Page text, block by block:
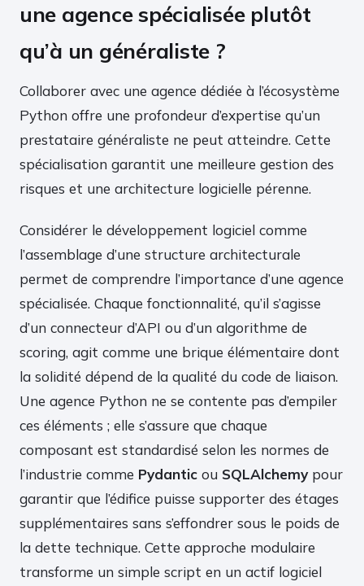
une agence spécialisée plutôt
qu’à un généraliste ?
Collaborer avec une agence dédiée à l’écosystème
Python offre une profondeur d’expertise qu’un
prestataire généraliste ne peut atteindre. Cette
spécialisation garantit une meilleure gestion des
risques et une architecture logicielle pérenne.
Considérer le développement logiciel comme
l’assemblage d’une structure architecturale
permet de comprendre l’importance d’une agence
spécialisée. Chaque fonctionnalité, qu’il s’agisse
d’un connecteur d’API ou d’un algorithme de
scoring, agit comme une brique élémentaire dont
la solidité dépend de la qualité du code de liaison.
Une agence Python ne se contente pas d’empiler
ces éléments ; elle s’assure que chaque
composant est standardisé selon les normes de
l’industrie comme Pydantic ou SQLAlchemypour
garantir que l’édifice puisse supporter des étages
supplémentaires sans s’effondrer sous le poids de
la dette technique. Cette approche modulaire
transforme un simple script en un actif logiciel